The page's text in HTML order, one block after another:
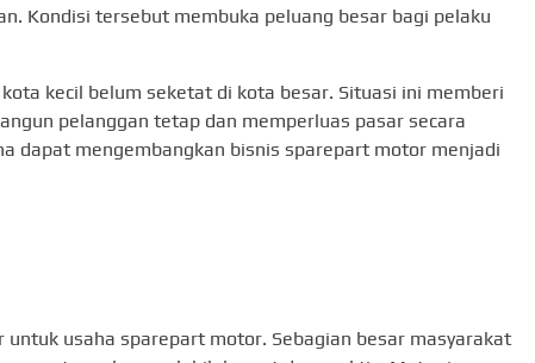
Kondisi tersebut membuka peluang besar bagi pelaku
kecil belum seketat di kota besar. Situasi ini memberi
pelanggan tetap dan memperluas pasar secara
dapat mengembangkan bisnis sparepart motor menjadi
usaha sparepart motor. Sebagian besar masyarakat